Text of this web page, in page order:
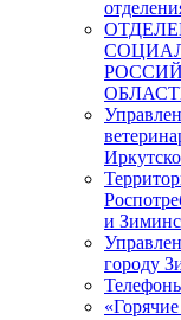
и
городу